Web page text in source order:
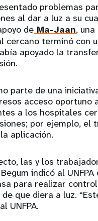
problemas
al dar a luz a su
de Ma-Jaan,
cercano terminó con
apoyado la
parte de una
acceso oportuno
a los hospitales
por ejemplo, el
aplicación.
las y los
indicó al
para realizar
que diera a luz.
UNFPA.